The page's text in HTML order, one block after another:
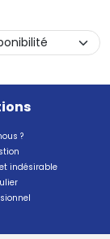
?
indésirable